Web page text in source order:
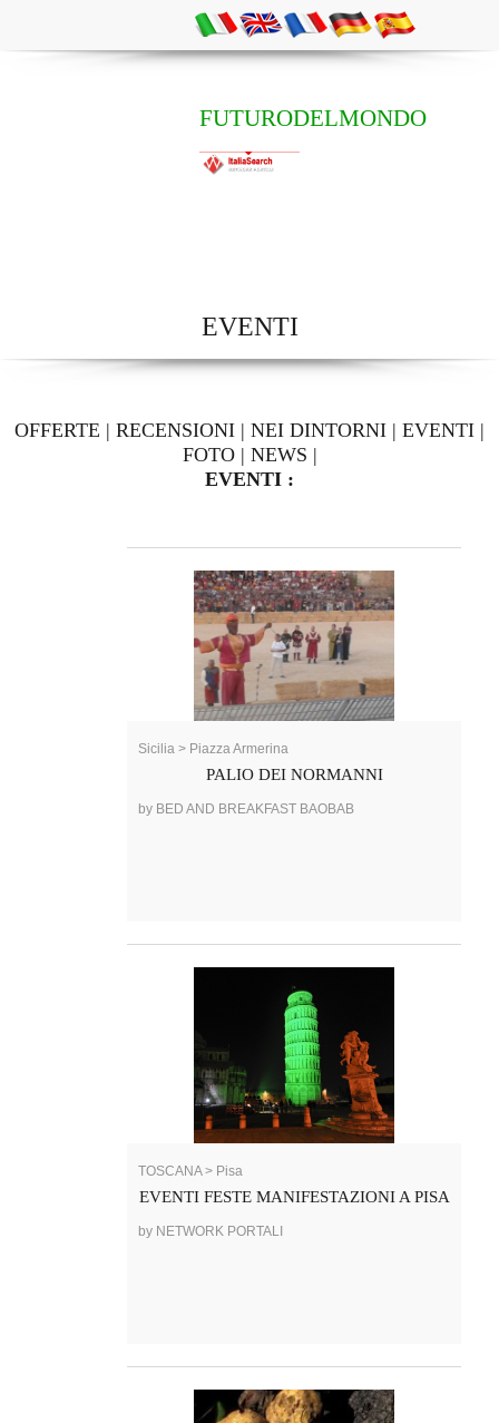
FUTURODELMONDO
EVENTI
OFFERTE | RECENSIONI | NEI DINTORNI | EVENTI |
FOTO| NEWS |
EVENTI :
Sicilia > Piazza Armerina
PALIO DEI NORMANNI
by BED AND BREAKFAST BAOBAB
TOSCANA > Pisa
EVENTI FESTE MANIFESTAZIONI A PISA
by NETWORK PORTALI